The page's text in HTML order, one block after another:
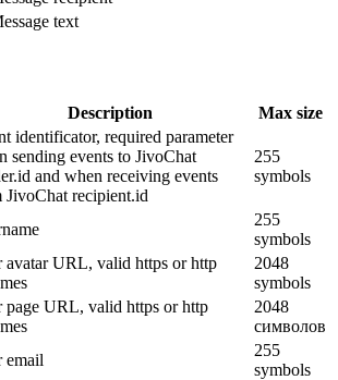
text
Description Max size
identificator, required parameter
sending events to JivoChat
and when receiving events
JivoChat recipient.id
255
symbols
255
symbols
avatar URL, valid https or http
2048
symbols
page URL, valid https or http
2048
символов
email
255
symbols